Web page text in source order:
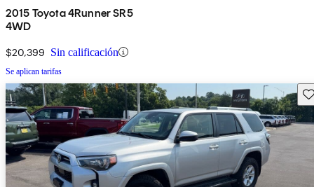
2015 Toyota 4Runner SR5
4WD
$20,399 Sin calificación
Se aplican tarifas